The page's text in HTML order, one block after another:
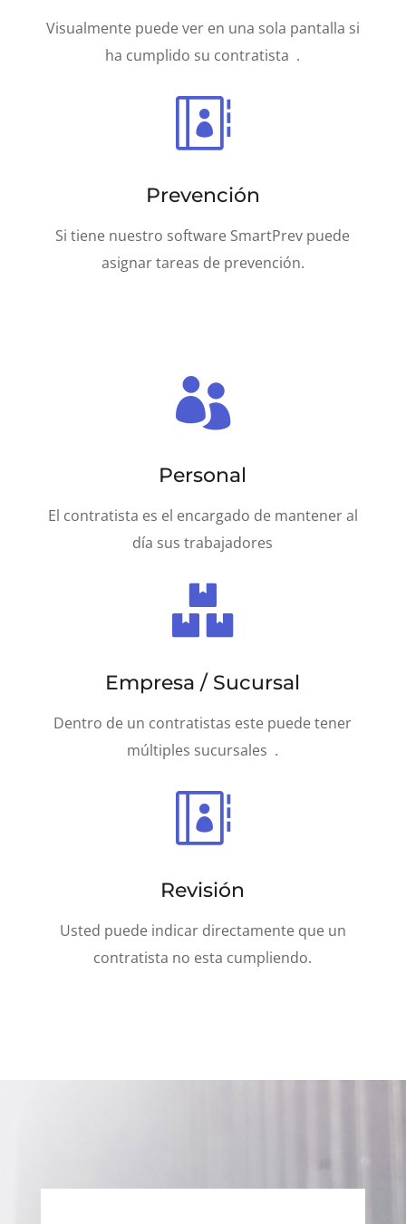
Visualmente puede ver en una sola pantalla si
ha cumplido su contratista .

Prevención
Si tiene nuestro software SmartPrev puede
asignar tareas de prevención.

Personal
El contratista es el encargado de mantener al
día sus trabajadores

Empresa / Sucursal
Dentro de un contratistas este puede tener
múltiples sucursales .

Revisión
Usted puede indicar directamente que un
contratista no esta cumpliendo.